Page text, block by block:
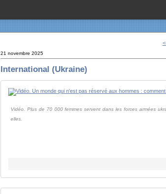
21 novembre 2025
International (Ukraine)
Vidéo. Plus de 70 000 femmes servent dans les forces armées
elles.